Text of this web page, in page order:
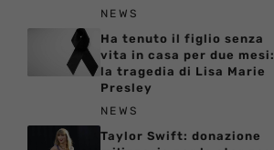
NEWS
Ha tenuto il figlio senza
vita in casa per due mesi:
la tragedia di Lisa Marie
Presley
NEWS
Taylor Swift: donazione